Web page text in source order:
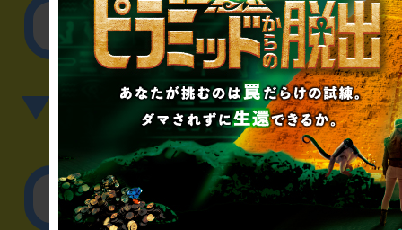
その他のご相談／
▼英語、中国語でのお問
English／